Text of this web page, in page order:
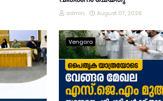
admin August 07, 2026
Vengara